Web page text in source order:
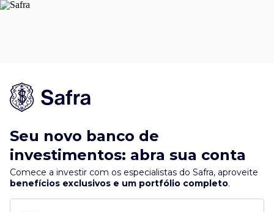
Seu novo banco de
investimentos: abra sua conta
Comece a investir com os especialistas do Safra, aproveite
benefícios exclusivos e um portfólio completo.